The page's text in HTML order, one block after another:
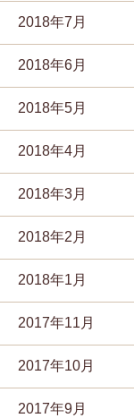
2018年7月
2018年6月
2018年5月
2018年4月
2018年3月
2018年2月
2018年1月
2017年11月
2017年10月
2017年9月